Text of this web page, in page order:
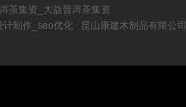
茶集资_大益普洱茶集资
计制作_seo优化
昆山康建木制品有限公司